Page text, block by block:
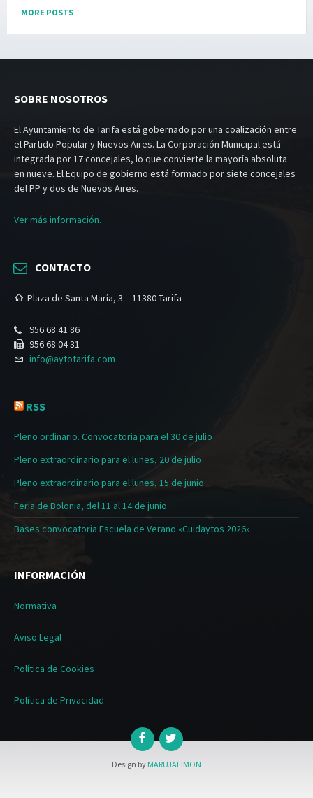
MORE POSTS
SOBRE NOSOTROS
El Ayuntamiento de Tarifa está gobernado por una coalización entre
el Partido Popular y Nuevos Aires. La Corporación Municipal está
integrada por 17 concejales, lo que convierte la mayoría absoluta
en nueve. El Equipo de gobierno está formado por siete concejales
del PP y dos de Nuevos Aires.
Ver más información.
CONTACTO
Plaza de Santa María, 3 – 11380 Tarifa
956 68 41 86
956 68 04 31
info@aytotarifa.com
RSS
Pleno ordinario. Convocatoria para el 30 de julio
Pleno extraordinario para el lunes, 20 de julio
Pleno extraordinario para el lunes, 15 de junio
Feria de Bolonia, del 11 al 14 de junio
Bases convocatoria Escuela de Verano «Cuidaytos 2026»
INFORMACIÓN
Normativa
Aviso Legal
Política de Cookies
Política de Privacidad
Design by MARUJALIMON